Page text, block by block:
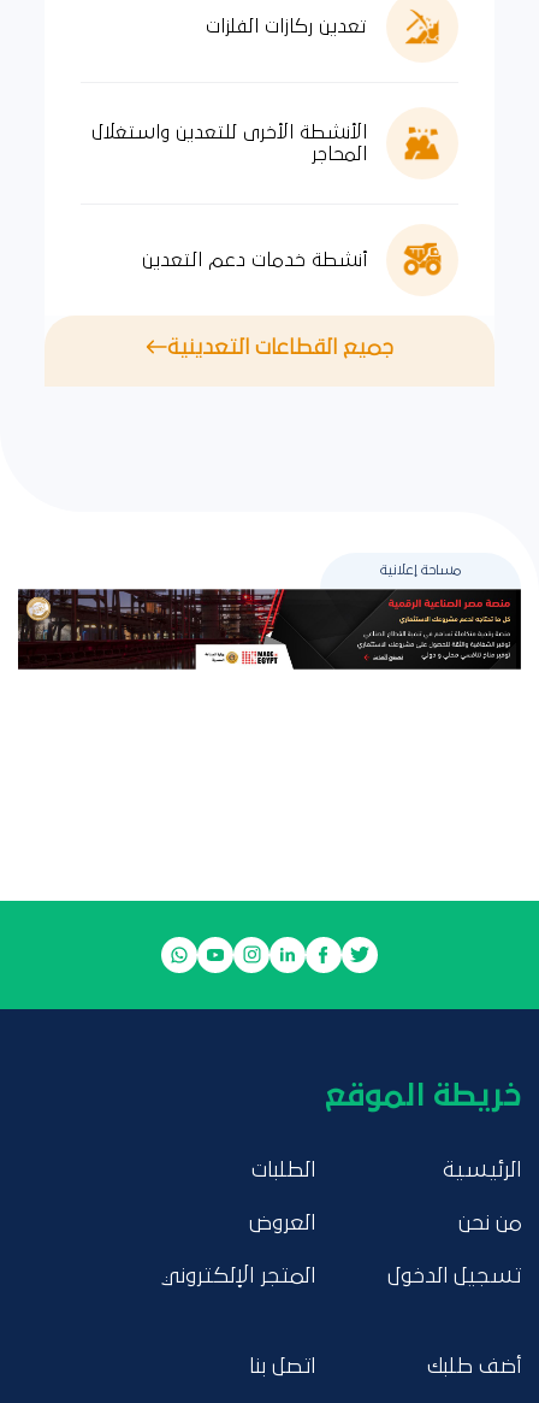
تعدين ركازات الفلزات
الأنشطة الأخرى للتعدين واستغلال
المحاجر
أنشطة خدمات دعم التعدين
جميع القطاعات التعدينية
مساحة إعلانية
خريطة الموقع
الرئيسية
من نحن
تسجيل الدخول
الطلبات
العروض
المتجر الإلكتروني
أضف طلبك اتصل بنا